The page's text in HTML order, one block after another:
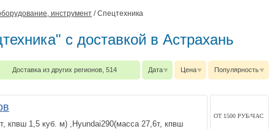
инструмент / Спецтехника
с доставкой в Астрахань
Доставка из других регионов, 514 Дата Цена Популярность
кпвш 1,5 куб. м) ,Hyundai290(масса 27,6т, кпвш
ОТ 1500 РУБ/ЧАС